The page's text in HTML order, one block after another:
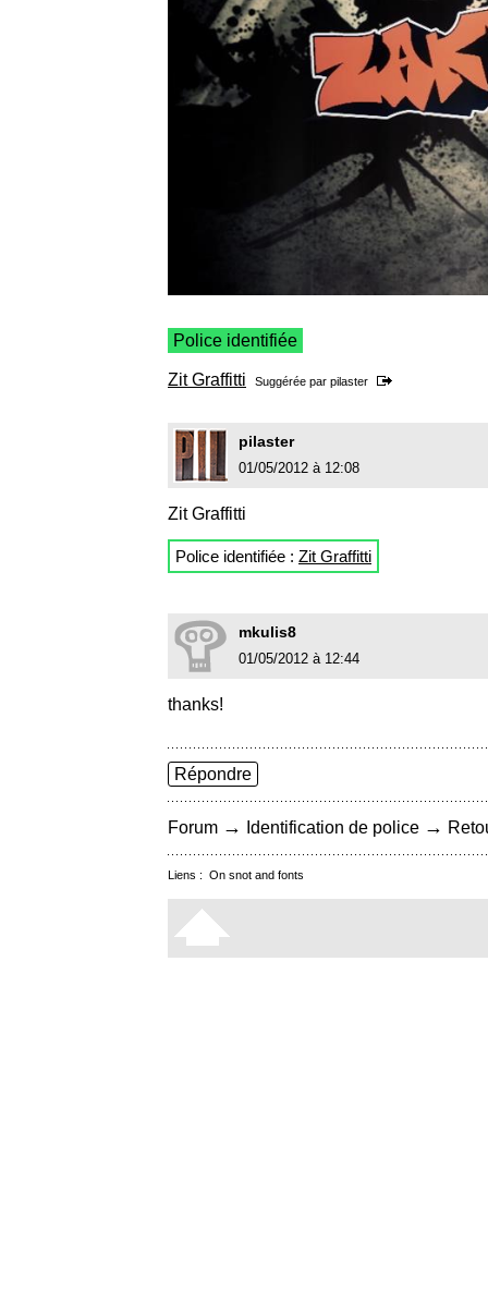
Police identifiée
Zit Graffitti Suggérée par pilaster
pilaster
01/05/2012 à 12:08
Zit Graffitti
Police identifiée : Zit Graffitti
mkulis8
01/05/2012 à 12:44
thanks!
Répondre
Forum → Identification de police →
Liens : On snot and fonts